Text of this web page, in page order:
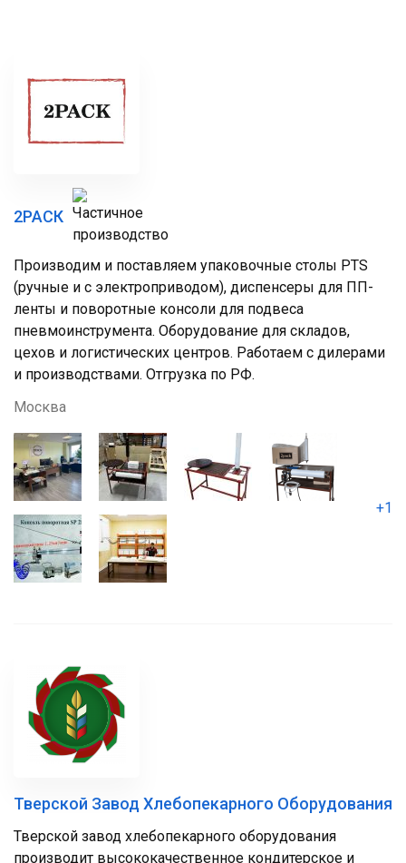
2РАСК
Производим и поставляем упаковочные столы PTS
(ручные и с электроприводом), диспенсеры для ПП-
ленты и поворотные консоли для подвеса
пневмоинструмента. Оборудование для складов,
цехов и логистических центров. Работаем с дилерами
и производствами. Отгрузка по РФ.
Москва
+1
Тверской Завод Хлебопекарного Оборудования
Тверской завод хлебопекарного оборудования
производит высококачественное кондитерское и